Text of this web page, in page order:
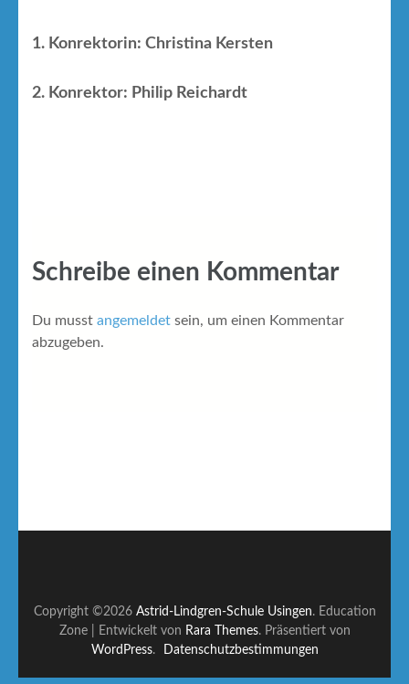
1. Konrektorin: Christina Kersten
2. Konrektor: Philip Reichardt
Schreibe einen Kommentar
Du musst angemeldet sein, um einen Kommentar
abzugeben.
Copyright ©2026 Astrid-Lindgren-Schule Usingen. Education
Zone | Entwickelt von Rara Themes. Präsentiert von
WordPress. Datenschutzbestimmungen